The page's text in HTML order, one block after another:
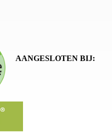
AANGESLOTEN BIJ: